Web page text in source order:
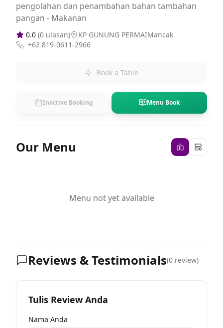
pengolahan dan penambahan bahan tambahan
pangan - Makanan
0.0 (0 ulasan)
KP GUNUNG PERMAIMancak
+62 819-0611-2966
Book a Table
Inactive Booking Menu Book
Our Menu
Menu not yet available
Reviews & Testimonials(0 review)
Tulis Review Anda
Nama Anda